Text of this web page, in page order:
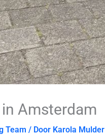
Amsterdam
Team / Door Karola Mulder